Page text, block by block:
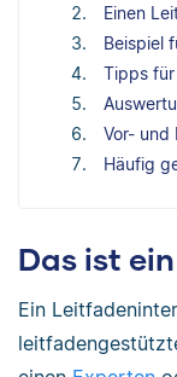
Einen
Beispiel
Tipps
Vor- und
Häufig
Das ist
Ein